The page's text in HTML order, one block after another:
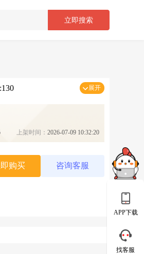
立即搜索
展开
上架时间： 2026-07-09 10:32:20
购买 咨询客服
APP下载
找客服